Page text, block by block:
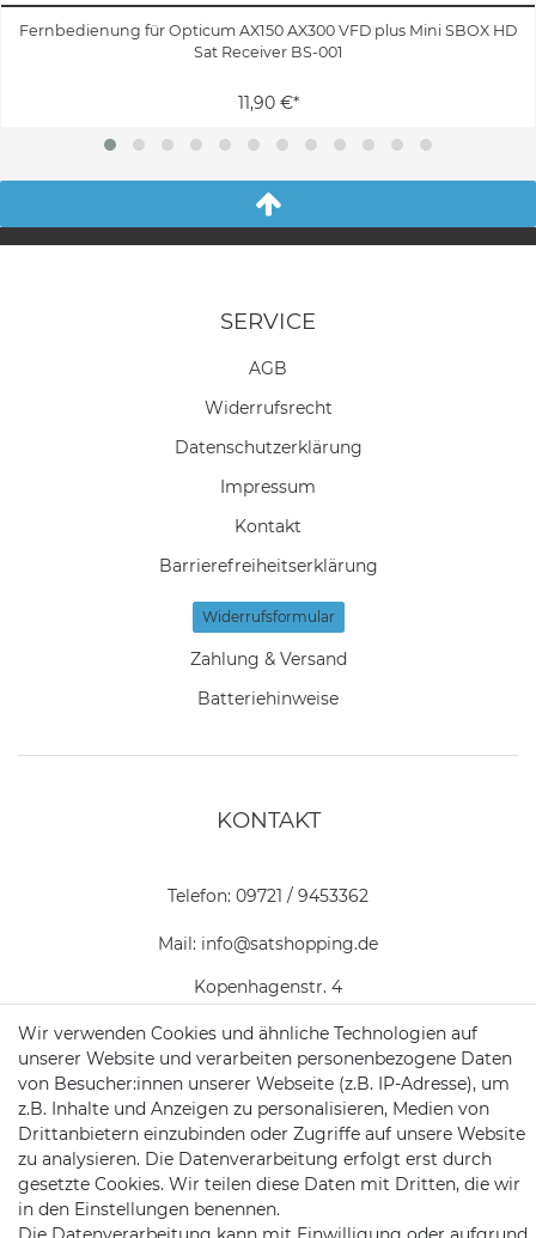
Fernbedienung für Opticum AX150 AX300 VFD plus Mini SBOX HD
Sat Receiver BS-001
11,90 €*
SERVICE
AGB
Widerrufs­recht
Daten­schutz­erklärung
Impressum
Kontakt
Barrierefreiheitserklärung
Widerrufs­formular
Zahlung & Versand
Batteriehinweise
KONTAKT
Telefon: 09721 / 9453362
Mail: info@satshopping.de
Kopenhagenstr. 4
97424 Schweinfurt
Satshopping auf Facebook
Satshopping auf
Wir verwenden Cookies und ähnliche Technologien auf
unserer Website und verarbeiten personenbezogene Daten
von Besucher:innen unserer Webseite (z.B. IP-Adresse), um
z.B. Inhalte und Anzeigen zu personalisieren, Medien von
Drittanbietern einzubinden oder Zugriffe auf unsere Website
zu analysieren. Die Datenverarbeitung erfolgt erst durch
gesetzte Cookies. Wir teilen diese Daten mit Dritten, die wir
in den Einstellungen benennen.